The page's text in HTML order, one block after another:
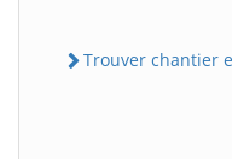
Trouver chantier